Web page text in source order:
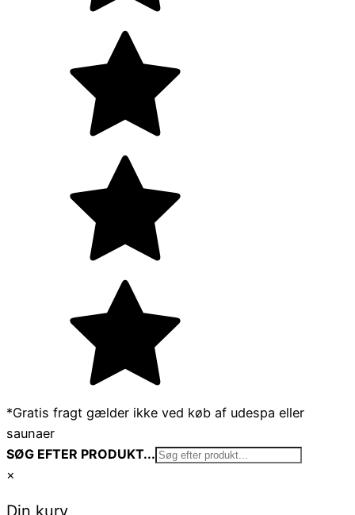
*Gratis fragt gælder ikke ved køb af udespa eller
saunaer
SØG EFTER PRODUKT...
×
Din kurv